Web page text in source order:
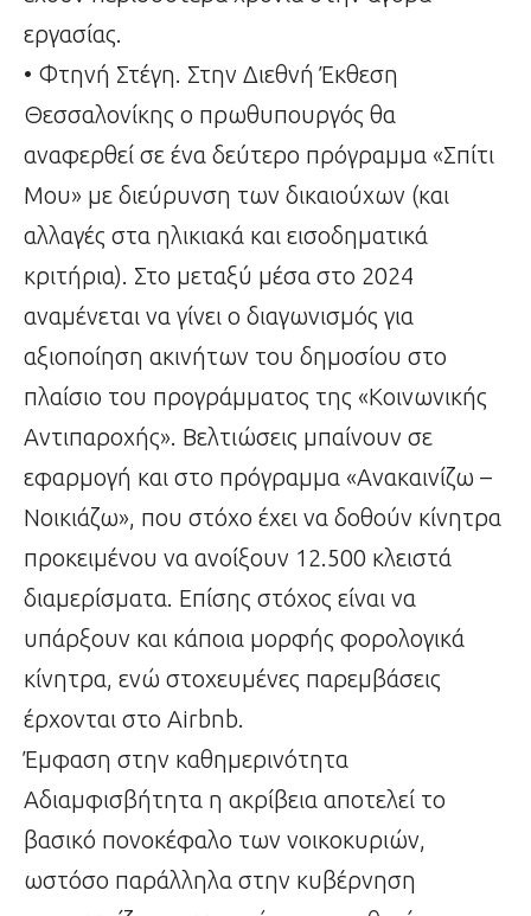
εργασίας.
• Φτηνή Στέγη. Στην Διεθνή Έκθεση
Θεσσαλονίκης ο πρωθυπουργός θα
αναφερθεί σε ένα δεύτερο πρόγραμμα «Σπίτι
Μου» με διεύρυνση των δικαιούχων (και
αλλαγές στα ηλικιακά και εισοδηματικά
κριτήρια). Στο μεταξύ μέσα στο 2024
αναμένεται να γίνει ο διαγωνισμός για
αξιοποίηση ακινήτων του δημοσίου στο
πλαίσιο του προγράμματος της «Κοινωνικής
Αντιπαροχής». Βελτιώσεις μπαίνουν σε
εφαρμογή και στο πρόγραμμα «Ανακαινίζω –
Νοικιάζω», που στόχο έχει να δοθούν κίνητρα
προκειμένου να ανοίξουν 12.500 κλειστά
διαμερίσματα. Επίσης στόχος είναι να
υπάρξουν και κάποια μορφής φορολογικά
κίνητρα, ενώ στοχευμένες παρεμβάσεις
έρχονται στο Airbnb.
Έμφαση στην καθημερινότητα
Αδιαμφισβήτητα η ακρίβεια αποτελεί το
βασικό πονοκέφαλο των νοικοκυριών,
ωστόσο παράλληλα στην κυβέρνηση